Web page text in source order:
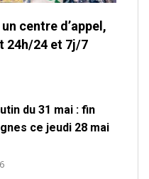
centre d’appel,
24h/24 et 7j/7
du 31 mai : fin
ce jeudi 28 mai